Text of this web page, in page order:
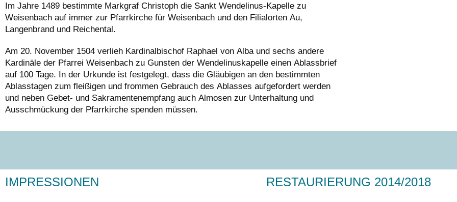
Im Jahre 1489 bestimmte Markgraf Christoph die Sankt Wendelinus-Kapelle zu
Weisenbach auf immer zur Pfarrkirche für Weisenbach und den Filialorten Au,
Langenbrand und Reichental.
Am 20. November 1504 verlieh Kardinalbischof Raphael von Alba und sechs andere
Kardinäle der Pfarrei Weisenbach zu Gunsten der Wendelinuskapelle einen Ablassbrief
auf 100 Tage. In der Urkunde ist festgelegt, dass die Gläubigen an den bestimmten
Ablasstagen zum fleißigen und frommen Gebrauch des Ablasses aufgefordert werden
und neben Gebet- und Sakramentenempfang auch Almosen zur Unterhaltung und
Ausschmückung der Pfarrkirche spenden müssen.
IMPRESSIONEN RESTAURIERUNG 2014/2018